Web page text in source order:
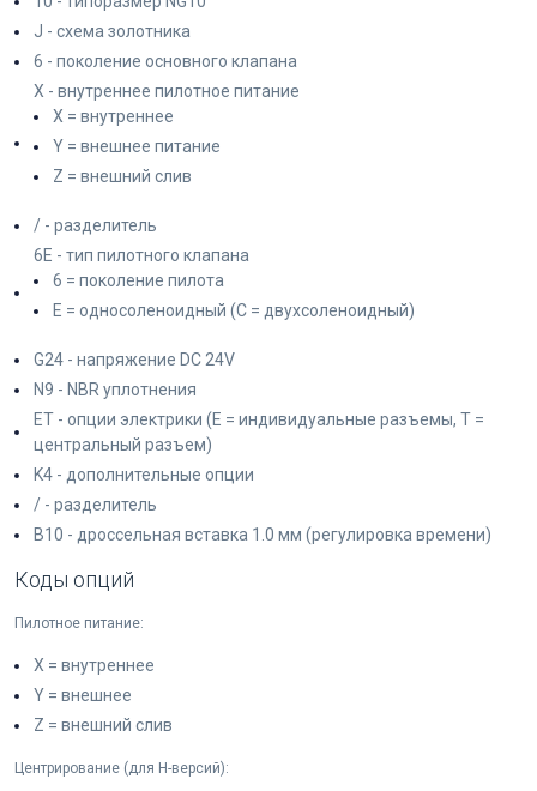
J - схема золотника
6 - поколение основного клапана
X - внутреннее пилотное питание
X = внутреннее
Y = внешнее питание
Z = внешний слив
/ - разделитель
6E - тип пилотного клапана
6 = поколение пилота
E = односоленоидный (C = двухсоленоидный)
G24 - напряжение DC 24V
N9 - NBR уплотнения
ET - опции электрики (E = индивидуальные разъемы, T =
центральный разъем)
K4 - дополнительные опции
/ - разделитель
B10 - дроссельная вставка 1.0 мм (регулировка времени)
Коды опций
Пилотное питание:
X = внутреннее
Y = внешнее
Z = внешний слив
Центрирование (для H-версий):